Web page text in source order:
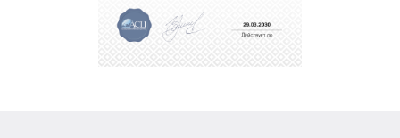
репутацию. Мы постоянно совершенствуемся и
стараемся каждый день делать наш сервис еще